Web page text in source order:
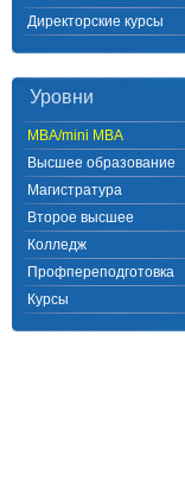
Директорские курсы
Уровни
MBA/mini MBA
Высшее образование
Магистратура
Второе высшее
Колледж
Профпереподготовка
Курсы